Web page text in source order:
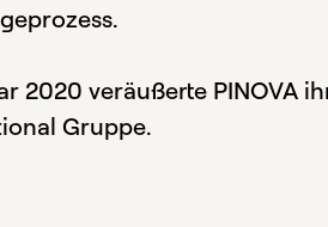
2020 veräußerte PINOVA
Gruppe.